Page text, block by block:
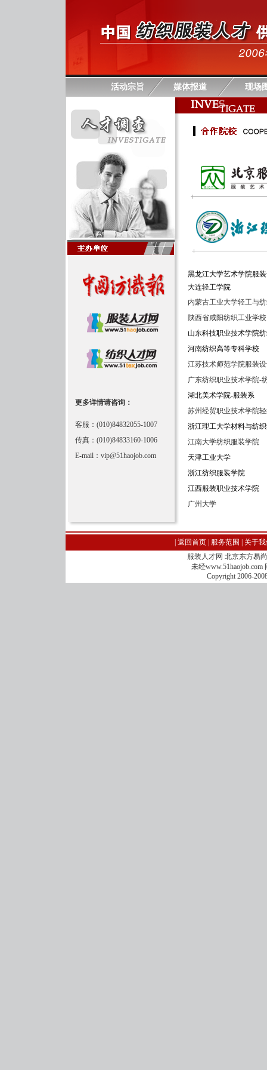
活动宗旨 媒体报道 现场
更多详情请咨询：
客服：(010)84832055-1007
传真：(010)84833160-1006
E-mail：vip@51haojob.com
黑龙江大学艺术学院服
大连轻工学院
内蒙古工业大学轻工与
陕西省咸阳纺织工业学校
山东科技职业技术学院
河南纺织高等专科学校
江苏技术师范学院服装
广东纺织职业技术学院-
湖北美术学院-服装系
苏州经贸职业技术学院
浙江理工大学材料与纺
江南大学纺织服装学院
天津工业大学
浙江纺织服装学院
江西服装职业技术学院
广州大学
返回首页 服务范围
关于
服装人才网 北京东方易
未经
Copyright 2006-